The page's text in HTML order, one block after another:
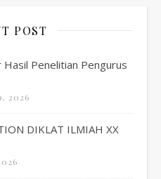
POST
Hasil Penelitian Pengurus
2026
DIKLAT ILMIAH XX